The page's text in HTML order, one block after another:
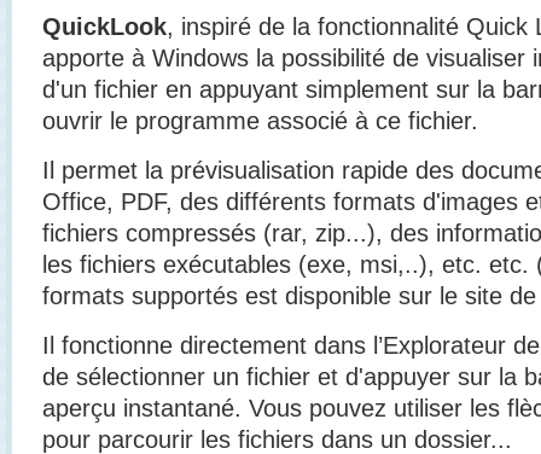
QuickLook, inspiré de la fonctionnalité Quick
apporte à Windows la possibilité de visualiser
d'un fichier en appuyant simplement sur la
ouvrir le programme associé à ce fichier.
Il permet la prévisualisation rapide des
Office, PDF, des différents formats d'images
fichiers compressés (rar, zip...), des
les fichiers exécutables (exe, msi,..), etc. etc.
formats supportés est disponible sur le site
Il fonctionne directement dans l’Explorateur
de sélectionner un fichier et d'appuyer sur la
aperçu instantané. Vous pouvez utiliser les
pour parcourir les fichiers dans un dossier...